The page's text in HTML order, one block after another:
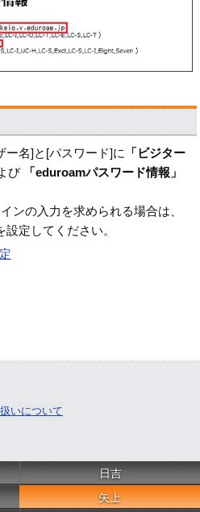
ー名]と[パスワード]に
「ビジター
び
「eduroamパスワード情報」
ンの入力を求められる場合は、
設定してください。
いについて
日吉
矢上